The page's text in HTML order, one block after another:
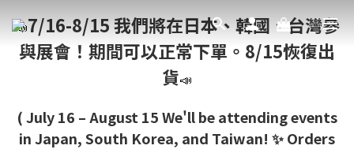
📣7/16-8/15 我們將在日本、韓國、台灣參
與展會！期間可以正常下單。8/15恢復出
貨📣
( July 16 – August 15 We'll be attending events
in Japan, South Korea, and Taiwan! ✨ Orders